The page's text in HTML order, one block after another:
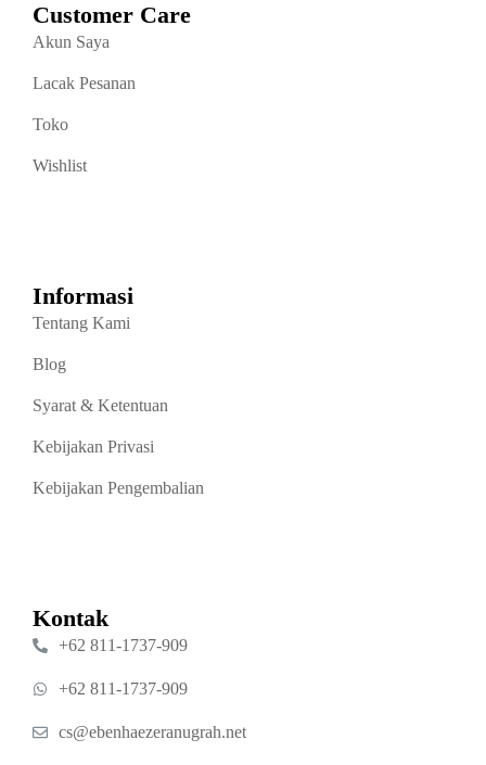
Customer Care
Akun Saya
Lacak Pesanan
Toko
Wishlist
Informasi
Tentang Kami
Blog
Syarat & Ketentuan
Kebijakan Privasi
Kebijakan Pengembalian
Kontak
‪+62 811‑1737‑909‬
‪+62 811‑1737‑909‬
cs@ebenhaezeranugrah.net